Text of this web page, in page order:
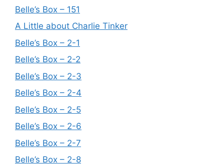
Belle’s Box – 151
A Little about Charlie Tinker
Belle’s Box – 2-1
Belle’s Box – 2-2
Belle’s Box – 2-3
Belle’s Box – 2-4
Belle’s Box – 2-5
Belle’s Box – 2-6
Belle’s Box – 2-7
Belle’s Box – 2-8